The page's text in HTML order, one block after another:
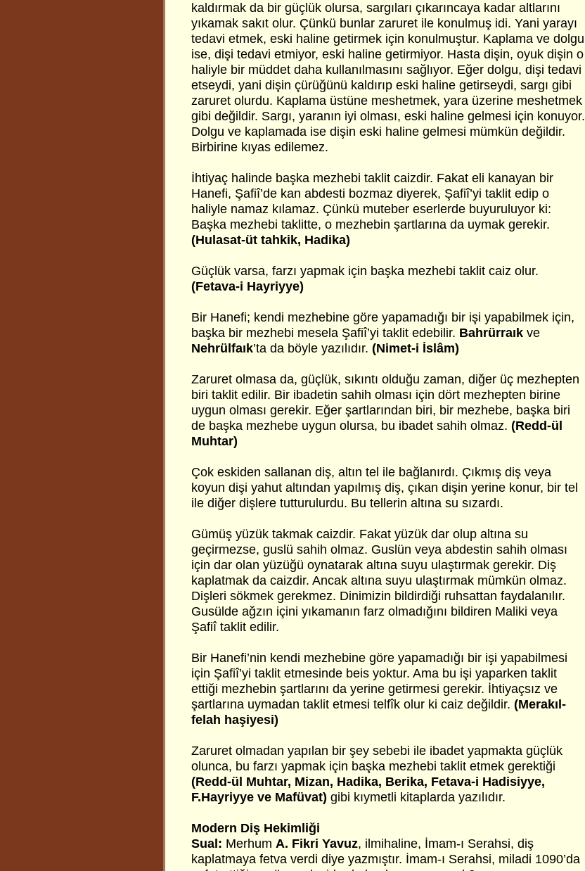
kaldırmak da bir güçlük olursa, sargıları çıkarıncaya kadar altlarını
yıkamak sakıt olur. Çünkü bunlar zaruret ile konulmuş idi. Yani yarayı
tedavi etmek, eski haline getirmek için konulmuştur. Kaplama ve dolgu
ise, dişi tedavi etmiyor, eski haline getirmiyor. Hasta dişin, oyuk dişin o
haliyle bir müddet daha kullanılmasını sağlıyor. Eğer dolgu, dişi tedavi
etseydi, yani dişin çürüğünü kaldırıp eski haline getirseydi, sargı gibi
zaruret olurdu. Kaplama üstüne meshetmek, yara üzerine meshetmek
gibi değildir. Sargı, yaranın iyi olması, eski haline gelmesi için konuyor.
Dolgu ve kaplamada ise dişin eski haline gelmesi mümkün değildir.
Birbirine kıyas edilemez.
İhtiyaç halinde başka mezhebi taklit caizdir. Fakat eli kanayan bir
Hanefi, Şafiî’de kan abdesti bozmaz diyerek, Şafiî’yi taklit edip o
haliyle namaz kılamaz. Çünkü muteber eserlerde buyuruluyor ki:
Başka mezhebi taklitte, o mezhebin şartlarına da uymak gerekir.
(Hulasat-üt tahkik, Hadika)
Güçlük varsa, farzı yapmak için başka mezhebi taklit caiz olur.
(Fetava-i Hayriyye)
Bir Hanefi; kendi mezhebine göre yapamadığı bir işi yapabilmek için,
başka bir mezhebi mesela Şafiî’yi taklit edebilir. Bahrürraık ve
Nehrülfaık’ta da böyle yazılıdır. (Nimet-i İslâm)
Zaruret olmasa da, güçlük, sıkıntı olduğu zaman, diğer üç mezhepten
biri taklit edilir. Bir ibadetin sahih olması için dört mezhepten birine
uygun olması gerekir. Eğer şartlarından biri, bir mezhebe, başka biri
de başka mezhebe uygun olursa, bu ibadet sahih olmaz. (Redd-ül
Muhtar)
Çok eskiden sallanan diş, altın tel ile bağlanırdı. Çıkmış diş veya
koyun dişi yahut altından yapılmış diş, çıkan dişin yerine konur, bir tel
ile diğer dişlere tutturulurdu. Bu tellerin altına su sızardı.
Gümüş yüzük takmak caizdir. Fakat yüzük dar olup altına su
geçirmezse, guslü sahih olmaz. Guslün veya abdestin sahih olması
için dar olan yüzüğü oynatarak altına suyu ulaştırmak gerekir. Diş
kaplatmak da caizdir. Ancak altına suyu ulaştırmak mümkün olmaz.
Dişleri sökmek gerekmez. Dinimizin bildirdiği ruhsattan faydalanılır.
Gusülde ağzın içini yıkamanın farz olmadığını bildiren Maliki veya
Şafiî taklit edilir.
Bir Hanefi’nin kendi mezhebine göre yapamadığı bir işi yapabilmesi
için Şafiî’yi taklit etmesinde beis yoktur. Ama bu işi yaparken taklit
ettiği mezhebin şartlarını da yerine getirmesi gerekir. İhtiyaçsız ve
şartlarına uymadan taklit etmesi telfîk olur ki caiz değildir. (Merakıl-
felah haşiyesi)
Zaruret olmadan yapılan bir şey sebebi ile ibadet yapmakta güçlük
olunca, bu farzı yapmak için başka mezhebi taklit etmek gerektiği
(Redd-ül Muhtar, Mizan, Hadika, Berika, Fetava-i Hadisiyye,
F.Hayriyye ve Mafüvat) gibi kıymetli kitaplarda yazılıdır.
Modern Diş Hekimliği
Sual: Merhum A. Fikri Yavuz, ilmihaline, İmam-ı Serahsi, diş
kaplatmaya fetva verdi diye yazmıştır. İmam-ı Serahsi, miladi 1090’da